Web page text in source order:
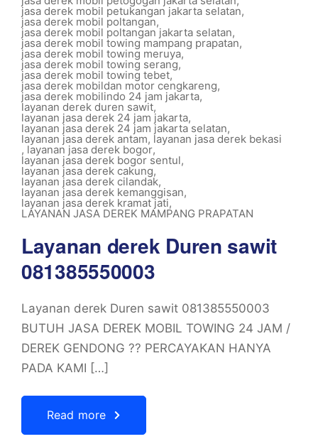
jasa derek mobil petukangan jakarta selatan,
jasa derek mobil poltangan,
jasa derek mobil poltangan jakarta selatan,
jasa derek mobil towing mampang prapatan,
jasa derek mobil towing meruya,
jasa derek mobil towing serang,
jasa derek mobil towing tebet,
jasa derek mobildan motor cengkareng,
jasa derek mobilindo 24 jam jakarta,
layanan derek duren sawit,
layanan jasa derek 24 jam jakarta,
layanan jasa derek 24 jam jakarta selatan,
layanan jasa derek antam, layanan jasa derek bekasi
, layanan jasa derek bogor,
layanan jasa derek bogor sentul,
layanan jasa derek cakung,
layanan jasa derek cilandak,
layanan jasa derek kemanggisan,
layanan jasa derek kramat jati,
LAYANAN JASA DEREK MAMPANG PRAPATAN
Layanan derek Duren sawit
081385550003
Layanan derek Duren sawit 081385550003
BUTUH JASA DEREK MOBIL TOWING 24 JAM /
DEREK GENDONG ?? PERCAYAKAN HANYA
PADA KAMI […]
Read more